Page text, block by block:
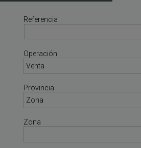
Referencia
Operación
Provincia
Zona